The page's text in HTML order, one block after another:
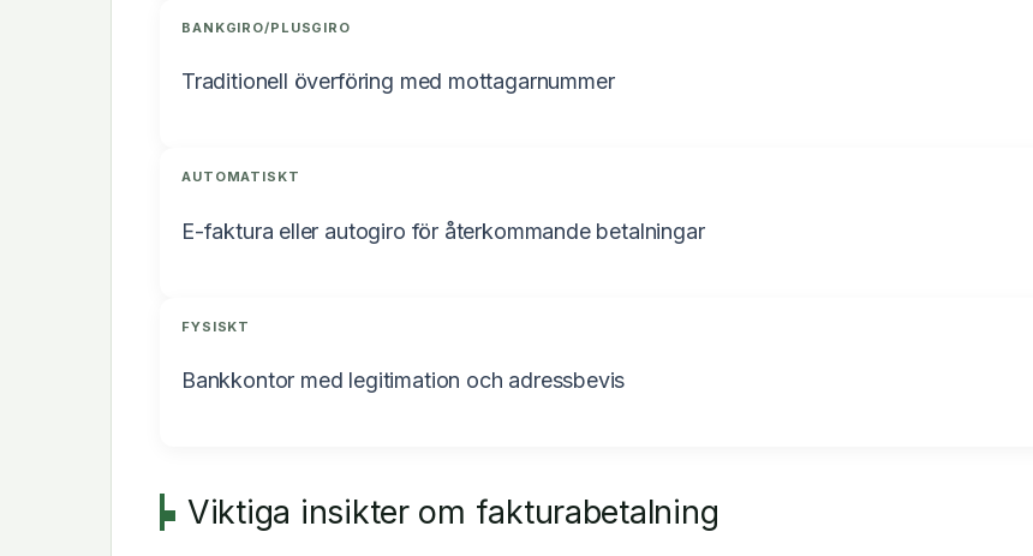
BANKGIRO/PLUSGIRO
Traditionell överföring med mottagarnummer
AUTOMATISKT
E-faktura eller autogiro för återkommande betalningar
FYSISKT
Bankkontor med legitimation och adressbevis
Viktiga insikter om fakturabetalning